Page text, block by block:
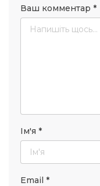
Ваш комментар *
Ім'я *
Email *